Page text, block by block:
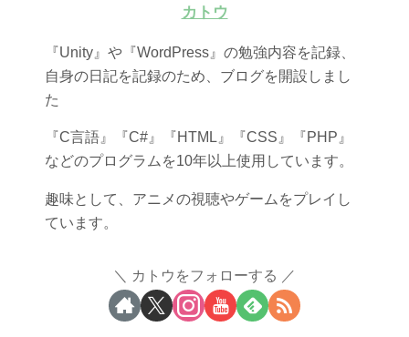
カトウ
『Unity』や『WordPress』の勉強内容を記録、
自身の日記を記録のため、ブログを開設しまし
た
『C言語』『C#』『HTML』『CSS』『PHP』
などのプログラムを10年以上使用しています。
趣味として、アニメの視聴やゲームをプレイし
ています。
カトウをフォローする